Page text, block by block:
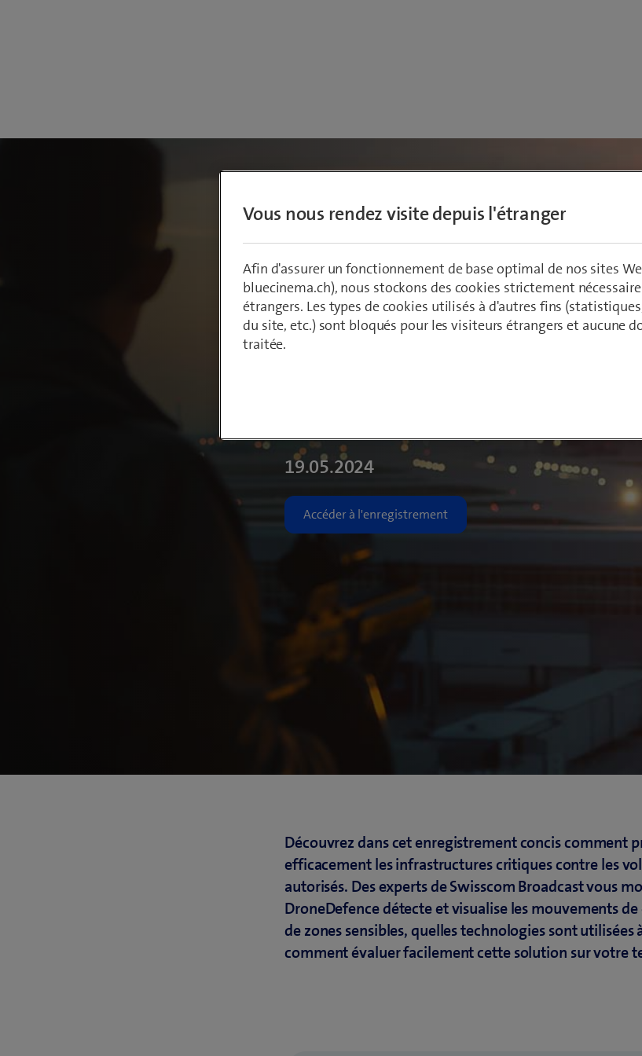
19.05.2024
Découvrez dans cet enregistrement concis comment
efficacement les infrastructures critiques contre les
autorisés. Des experts de Swisscom Broadcast vous
DroneDefence détecte et visualise les mouvements de
de zones sensibles, quelles technologies sont utilisées
comment évaluer facilement cette solution sur votre
Vous nous rendez visite depuis l'étranger
Afin d'assurer un fonctionnement de base optimal de nos sites
bluecinema.ch), nous stockons des cookies strictement
étrangers. Les types de cookies utilisés à d'autres fins
du site, etc.) sont bloqués pour les visiteurs étrangers et aucune
traitée.